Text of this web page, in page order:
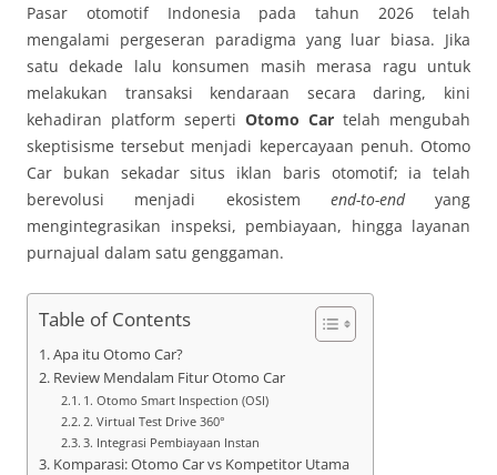
Pasar otomotif Indonesia pada tahun 2026 telah
mengalami pergeseran paradigma yang luar biasa. Jika
satu dekade lalu konsumen masih merasa ragu untuk
melakukan transaksi kendaraan secara daring, kini
kehadiran platform seperti Otomo Car telah mengubah
skeptisisme tersebut menjadi kepercayaan penuh. Otomo
Car bukan sekadar situs iklan baris otomotif; ia telah
berevolusi menjadi ekosistem end-to-endyang
mengintegrasikan inspeksi, pembiayaan, hingga layanan
purnajual dalam satu genggaman.
Table of Contents
Apa itu Otomo Car?
Review Mendalam Fitur Otomo Car
1. Otomo Smart Inspection (OSI)
2. Virtual Test Drive 360°
3. Integrasi Pembiayaan Instan
Komparasi: Otomo Car vs Kompetitor Utama